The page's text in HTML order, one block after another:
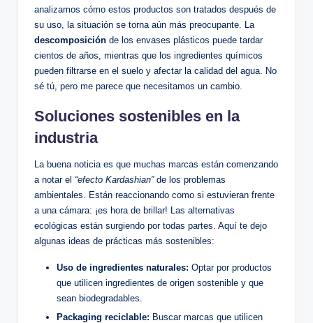
analizamos cómo estos productos son tratados después de
su uso, la situación se torna aún más preocupante. La
descomposición de los envases plásticos puede tardar
cientos de años, mientras que los ingredientes químicos
pueden filtrarse en el suelo y afectar la calidad del agua. No
sé tú, pero me parece que necesitamos un cambio.
Soluciones sostenibles en la
industria
La buena noticia es que muchas marcas están comenzando
a notar el “efecto Kardashian”de los problemas
ambientales. Están reaccionando como si estuvieran frente
a una cámara: ¡es hora de brillar! Las alternativas
ecológicas están surgiendo por todas partes. Aquí te dejo
algunas ideas de prácticas más sostenibles:
Uso de ingredientes naturales: Optar por productos
que utilicen ingredientes de origen sostenible y que
sean biodegradables.
Packaging reciclable: Buscar marcas que utilicen